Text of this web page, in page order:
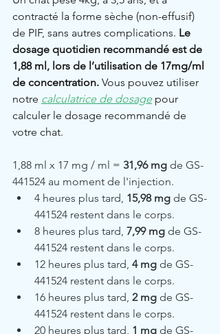
contracté la forme sèche (non-effusif)
de PIF, sans autres complications. Le
dosage quotidien recommandé est de
1,88 ml, lors de l’utilisation de 17mg/ml
de concentration. Vous pouvez utiliser
notre calculatrice de dosage pour
calculer le dosage recommandé de
votre chat.
1,88 ml x 17 mg / ml = 31,96 mg de GS-
441524 au moment de l'injection.
4 heures plus tard, 15,98 mg de GS-
441524 restent dans le corps.
8 heures plus tard, 7,99 mg de GS-
441524 restent dans le corps.
12 heures plus tard, 4 mg de GS-
441524 restent dans le corps.
16 heures plus tard, 2 mg de GS-
441524 restent dans le corps.
20 heures plus tard, 1 mg de GS-